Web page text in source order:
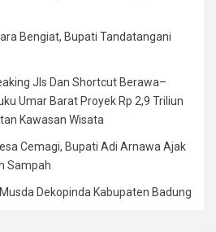
Bengiat, Bupati Tandatangani
Jls Dan Shortcut Berawa–
Umar Barat Proyek Rp 2,9 Triliun
Kawasan Wisata
Cemagi, Bupati Adi Arnawa Ajak
Sampah
Dekopinda Kabupaten Badung